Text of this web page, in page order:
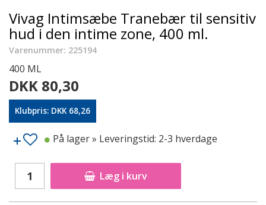
Vivag Intimsæbe Tranebær til sensitiv
hud i den intime zone, 400 ml.
Varenummer: 225194
400 ML
DKK 80,30
Klubpris: DKK 68,26
Læg i kurv
På lager» Leveringstid: 2-3 hverdage